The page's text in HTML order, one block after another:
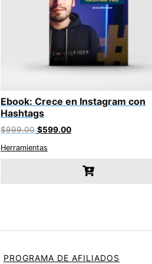
Ebook: Crece en Instagram con
Hashtags
$999.00 Original
was:
$599.00Current
$599.00.
Herramientas
PROGRAMA DE AFILIADOS